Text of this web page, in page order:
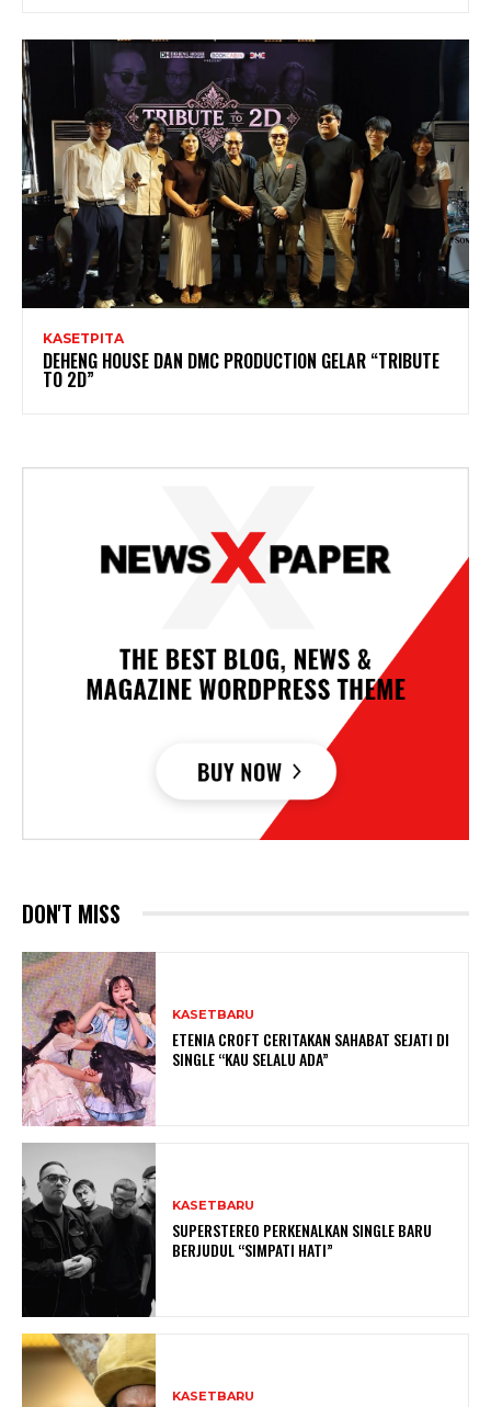
KASETPITA
DEHENG HOUSE DAN DMC PRODUCTION GELAR “TRIBUTE
TO 2D”
DON'T MISS
KASETBARU
ETENIA CROFT CERITAKAN SAHABAT SEJATI DI
SINGLE “KAU SELALU ADA”
KASETBARU
SUPERSTEREO PERKENALKAN SINGLE BARU
BERJUDUL “SIMPATI HATI”
KASETBARU